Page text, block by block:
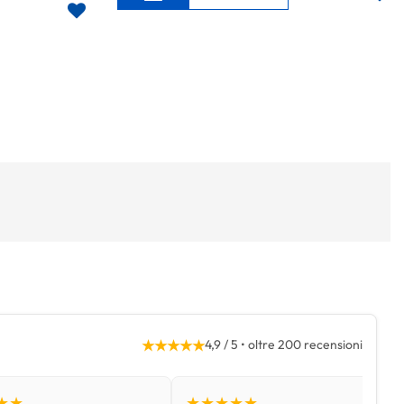
★★★★★4,9 / 5 • oltre 200 recensioni